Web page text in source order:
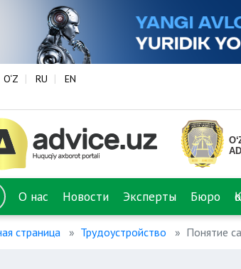
O‘Z RU EN
О нас Новости Эксперты Бюро
страница Трудоустройство Понятие